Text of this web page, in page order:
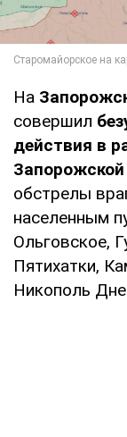
На
совершил
действия в
обстрелы
населенным
Ольговское,
Пятихатки,
Никополь